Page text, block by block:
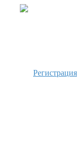
Регистрация